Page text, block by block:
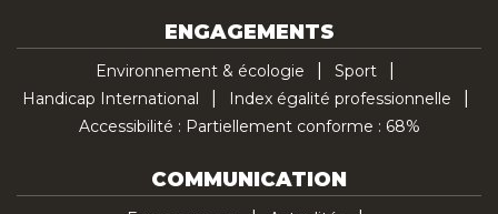
ENGAGEMENTS
Environnement & écologie
Sport
Handicap International
Index égalité professionnelle
Accessibilité : Partiellement conforme : 68%
COMMUNICATION